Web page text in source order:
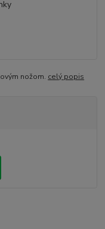
nožom. celý popis